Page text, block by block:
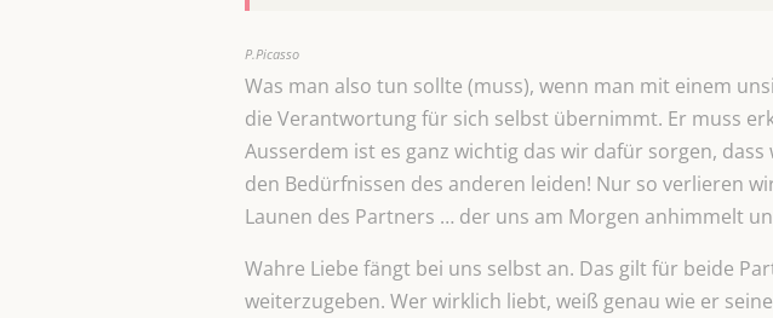
P.Picasso
Was man also tun sollte (muss), wenn man mit einem
die Verantwortung für sich selbst übernimmt. Er muss
Ausserdem ist es ganz wichtig das wir dafür sorgen,
den Bedürfnissen des anderen leiden! Nur so verlieren
Launen des Partners … der uns am Morgen anhimmelt
Wahre Liebe fängt bei uns selbst an. Das gilt für beide
weiterzugeben. Wer wirklich liebt, weiß genau wie er